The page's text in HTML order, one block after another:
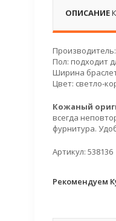
ОПИСАНИЕ
Пол: подходит
Ширина
Цвет: светло-
Кожаный
всегда
фурнитура.
Артикул: 538136
Рекомендуем